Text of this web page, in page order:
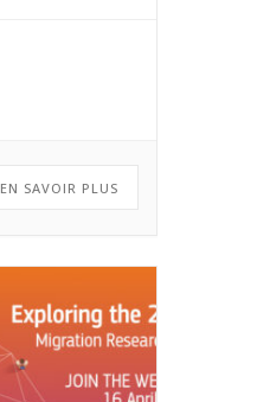
EN SAVOIR PLUS